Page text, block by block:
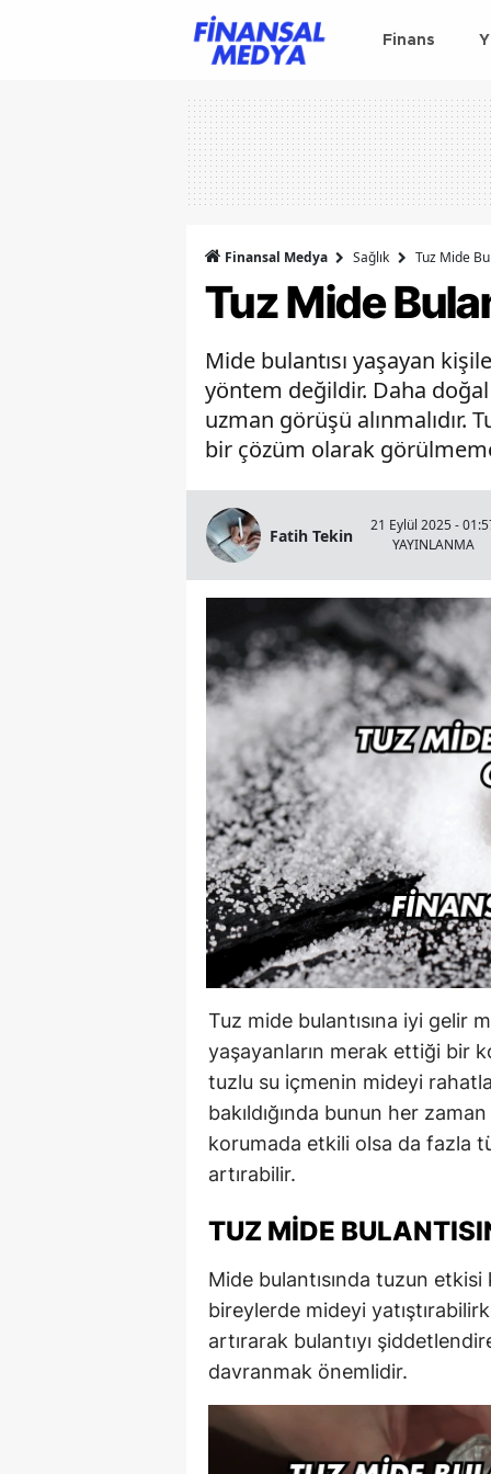
Finans
Finansal Medya Sağlık Tuz Mide
Tuz Mide
Mide bulantısı yaşayan
yöntem değildir. Daha
uzman görüşü alınmalıdır.
bir çözüm olarak
Fatih Tekin
21 Eylül 2025 -
YAYINLANMA
Tuz mide bulantısına iyi gelir
yaşayanların merak ettiği bir
tuzlu su içmenin mideyi
bakıldığında bunun her
korumada etkili olsa da fazla
artırabilir.
TUZ MIDE
Mide bulantısında tuzun
bireylerde mideyi
artırarak bulantıyı
davranmak önemlidir.